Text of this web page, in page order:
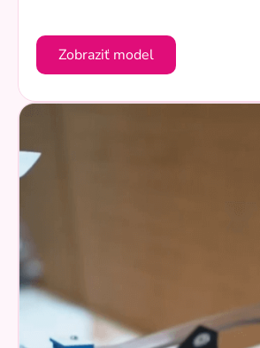
Zobraziť model